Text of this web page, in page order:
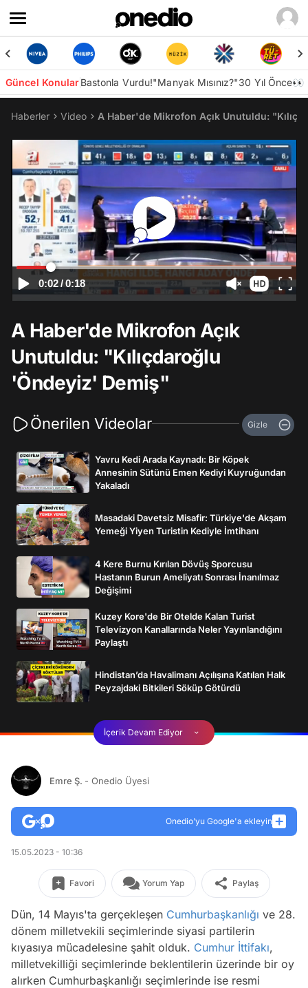
Güncel KonularBastonla Vurdu!"Manyak Mısınız?"30 Yıl Önce👀
Haberler Video A Haber'de Mikrofon Açık Unutuldu:
0:02/0:18
A Haber'de Mikrofon Açık
Unutuldu: "Kılıçdaroğlu
'Öndeyiz' Demiş"
Önerilen Videolar Gizle
Yavru Kedi Arada Kaynadı: Bir Köpek
Annesinin Sütünü Emen Kediyi Kuyruğundan
Yakaladı
Masadaki Davetsiz Misafir: Türkiye'de Akşam
Yemeği Yiyen Turistin Kediyle İmtihanı
4 Kere Burnu Kırılan Dövüş Sporcusu
Hastanın Burun Ameliyatı Sonrası İnanılmaz
Değişimi
Kuzey Kore'de Bir Otelde Kalan Turist
Televizyon Kanallarında Neler Yayınlandığını
Paylaştı
Hindistan’da Havalimanı Açılışına Katılan Halk
Peyzajdaki Bitkileri Söküp Götürdü
İçerik Devam Ediyor
Emre Ş. - Onedio Üyesi
Onedio’yu Google'a ekleyin
15.05.2023 - 10:36
Favori Yorum Yap Paylaş
Dün, 14 Mayıs'ta gerçekleşen Cumhurbaşkanlığı ve 28.
dönem milletvekili seçimlerinde siyasi partilerin
kıyasıya mücadelesine şahit olduk. Cumhur İttifakı,
milletvekilliği seçimlerinde beklentilerin üzerinde bir oy
alırken Cumhurbaşkanlığı seçimlerinde ise resmi